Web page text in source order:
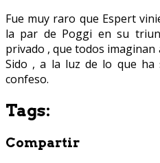
Fue muy raro que Espert
la par de Poggi en su
privado , que todos
Sido , a la luz de lo que ha
confeso.
Tags:
Compartir